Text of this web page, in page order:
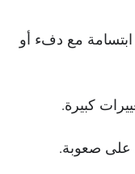
ابتسامة مع دفء أو
كبيرة.
على صعوبة.